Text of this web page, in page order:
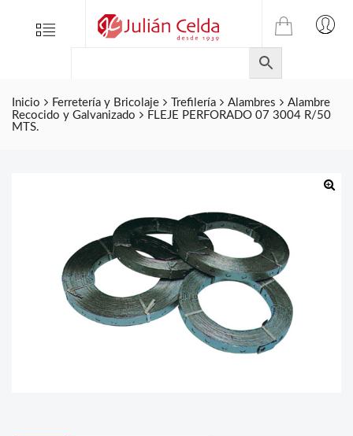
Menu
TIENDA
ONLINE
DE
JULIAN
CELDA
Inicio Ferretería y Bricolaje Trefilería Alambres
Alambre
Recocido y Galvanizado
FLEJE PERFORADO 07 3004 R/50
MTS.
Folletos
Contacto